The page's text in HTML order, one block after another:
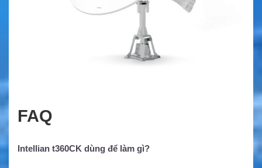
FAQ
Intellian t360CK dùng để làm gì?